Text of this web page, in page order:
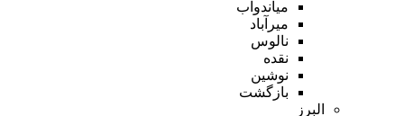
میاندوآب
میرآباد
نالوس
نقده
نوشین
بازگشت
البرز